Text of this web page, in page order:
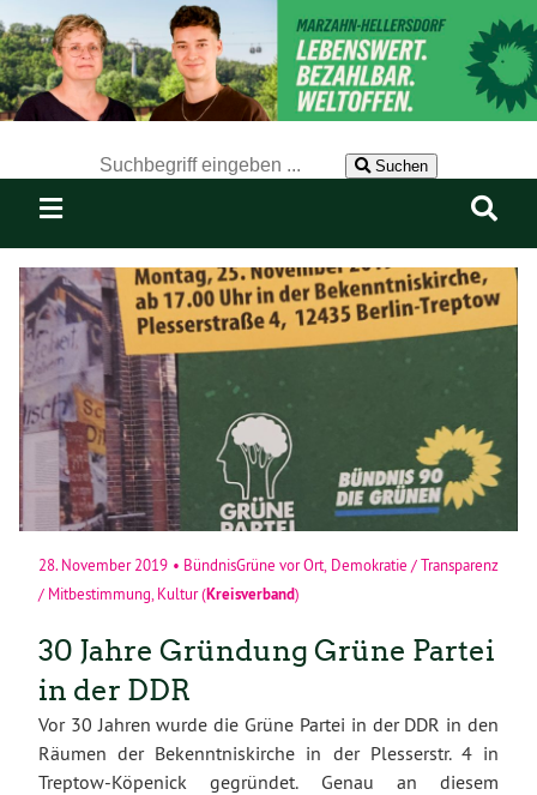
Suchen
28. November 2019 • BündnisGrüne vor Ort Demokratie / Transparenz
/ Mitbestimmung Kultur(Kreisverband)
30 Jahre Gründung Grüne Partei
in der DDR
Vor 30 Jahren wurde die Grüne Partei in der DDR in den
Räumen der Bekenntniskirche in der Plesserstr. 4 in
Treptow-Köpenick gegründet. Genau an diesem